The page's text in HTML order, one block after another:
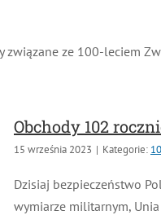
ze 100-leciem
Obchody 102
15 września 2023 | Kategorie:
Dzisiaj bezpieczeństwo
wymiarze militarnym,